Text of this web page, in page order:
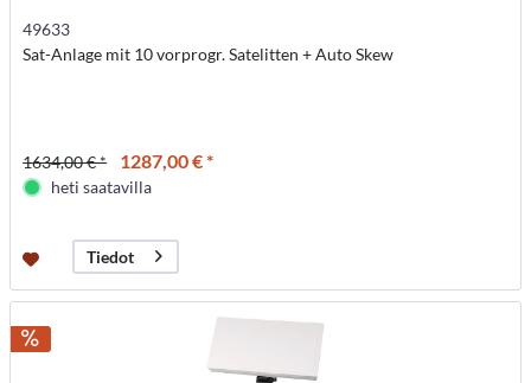
49633
Sat-Anlage mit 10 vorprogr. Satelitten + Auto Skew
1634,00 € * 1287,00 € *
heti saatavilla
Tiedot